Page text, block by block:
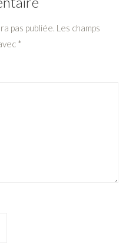
pas publiée. Les champs
*